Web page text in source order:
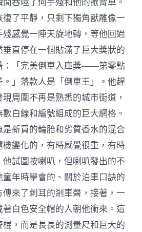
了平靜，只剩下獨角獸雕像一
感覺一陣天旋地轉，等他回過
直停在一個貼滿了巨大獎狀的
：「完美倒車入庫獎——第零點
」落款人是「倒車王」。他趕
周圍不再是熟悉的城市街道，
白線和編號組成的巨大網格。
新買的輪胎和劣質香水的混合
變化的，有時感覺很重，有時
試圖按喇叭，但喇叭發出的不
年時學會的、關於泊車口訣的
來了刺耳的剎車聲，接著，一
白色安全帽的人朝他衝來。這
，而是長長的測量尺和巨大的